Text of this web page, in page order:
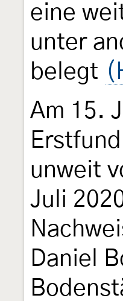
eine
unter
belegt
Am 15.
unweit
Juli
Daniel